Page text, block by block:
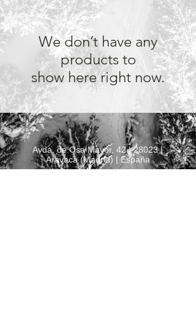
We don’t have any
products to
show here right now.
Avda. de Osa Mayor, 42 | 28023 |
Aravaca (Madrid) | España